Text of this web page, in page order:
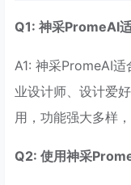
Q1: 神采PromeAI
A1: 神采PromeAI
业设计师、设计爱
用，功能强大多样
Q2: 使用神采